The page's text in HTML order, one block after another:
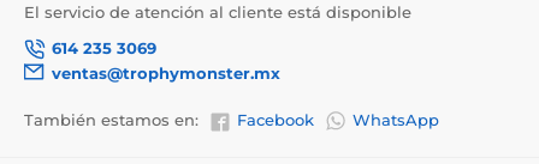
El servicio de atención al cliente está disponible
614 235 3069
ventas@trophymonster.mx
También estamos en: Facebook WhatsApp